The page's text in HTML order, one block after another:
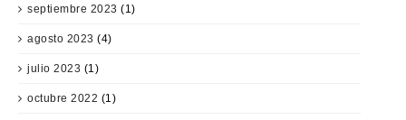
septiembre 2023 (1)
agosto 2023 (4)
julio 2023 (1)
octubre 2022 (1)